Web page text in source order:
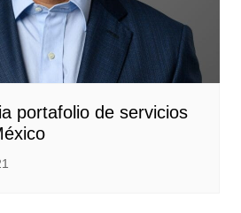
portafolio de servicios